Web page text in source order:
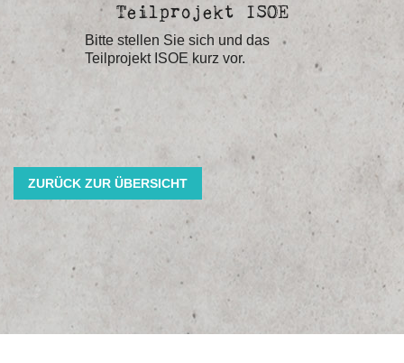
Teilprojekt ISOE
Bitte stellen Sie sich und das
Teilprojekt ISOE kurz vor.
ZURÜCK ZUR ÜBERSICHT